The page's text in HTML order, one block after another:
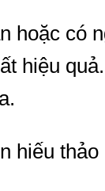
hoặc
hiệu
hiếu